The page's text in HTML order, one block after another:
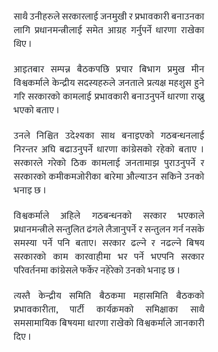
साथै उनीहरुले सरकारलाई जनमुखी र प्रभावकारी बनाउनका
लागि प्रधानमन्त्रीलाई समेत आग्रह गर्नुपर्ने धारणा राखेका
थिए ।
आइतबार सम्पन्न बैठकपछि प्रचार बिभाग प्रमुख मीन
विश्वकर्माले केन्द्रीय सदस्यहरुले जनताले प्रत्यक्ष महशुस हुने
गरि सरकारको कामलाई प्रभावकारी बनाउनुपर्ने धारणा राख्नु
भएको बताए ।
उनले निश्चित उदेश्यका साथ बनाइएको गठबन्धनलाई
निरन्तर अघि बढाउनुपर्ने धारणा कांग्रेसको रहेको बताए ।
सरकारले गरेको ठिक कामलाई जनतामाझ पुराउनुपर्ने र
सरकारको कमीकमजोरीका बारेमा औल्याउन सकिने उनको
भनाइ छ ।
विश्वकर्माले अहिले गठबन्धनको सरकार भएकाले
प्रधानमन्त्रीले सन्तुलित ढंगले लैजानुपर्ने र सन्तुलन गर्न नसके
समस्या पर्ने पनि बताए। सरकार ढल्ने र नढल्ने बिषय
सरकारको काम कारवाहीमा भर पर्ने भएपनि सरकार
परिवर्तनमा कांग्रेसले फर्केर नहेरेको उनको भनाइ छ ।
त्यस्तै केन्द्रीय समिति बैठकमा महासमिति बैठकको
प्रभावकारीता, पार्टी कार्यक्रमको समिक्षाका साथै
समसामायिक बिषयमा धारणा राखेको विश्वकर्माले जानकारी
दिए ।